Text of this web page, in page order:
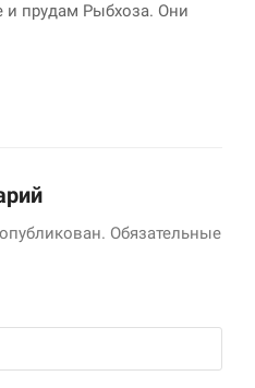
и прудам Рыбхоза. Они
Обязательные